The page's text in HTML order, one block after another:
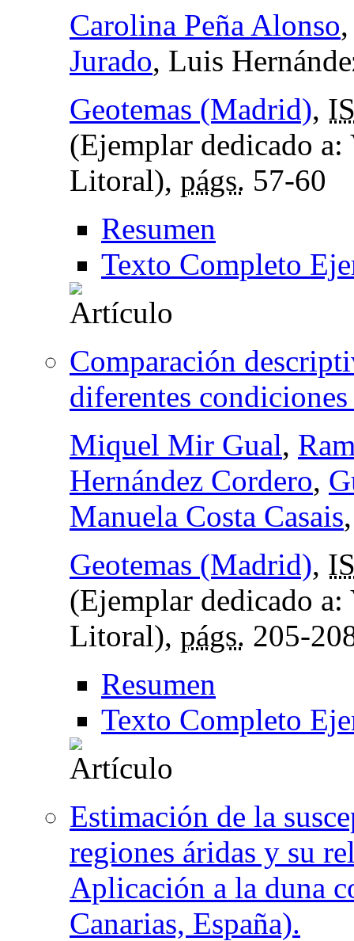
Carolina Peña Alonso
Jurado, Luis
Geotemas (Madrid),
(Ejemplar dedicado
Litoral), págs. 57-60
Resumen
Texto Completo
Comparación
diferentes
Miquel Mir Gual,
Hernández Cordero,
Manuela Costa Casais
Geotemas (Madrid),
(Ejemplar dedicado
Litoral), págs. 205-
Resumen
Texto Completo
Estimación de la
regiones áridas y su
Aplicación a la duna
Canarias, España).